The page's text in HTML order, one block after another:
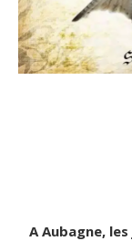
A Aubagne,